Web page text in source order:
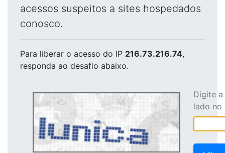
acessos suspeitos a sites hospedados
conosco.
Para liberar o acesso do IP 216.73.216.74,
responda ao desafio abaixo.
Digite
lado no